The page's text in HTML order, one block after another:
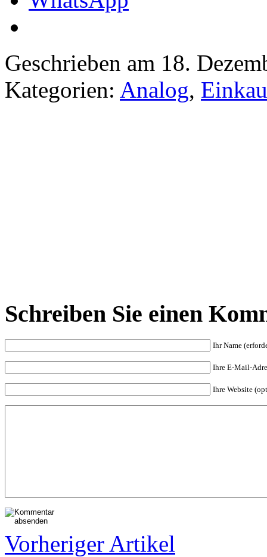
Geschrieben am 18.
Kategorien: Analog,
Schreiben Sie einen
Ihr Name
Ihre E-Mail-
Ihre Website
Vorheriger Artikel